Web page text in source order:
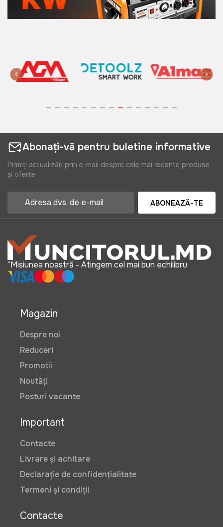
Abonați-vă pentru buletine informative
Primiți actualizări prin e-mail despre cele mai recente produse
și oferte
ABONEAZĂ-TE
“Misiunea noastră - Atingem cel mai bun echilibru
Magazin
Despre noi
Reduceri
Promotii
Noutăți
Posturi vacante
Important
Contacte
Livrare și achitare
Declarație de confidențialitate
Termeni și condiții
Contacte